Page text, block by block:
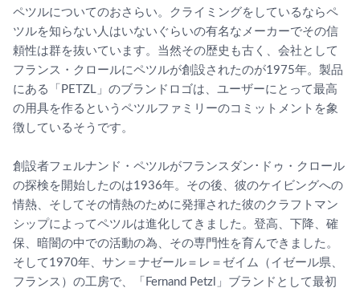
ペツルについてのおさらい。クライミングをしているならペ
ツルを知らない人はいないぐらいの有名なメーカーでその信
頼性は群を抜いています。当然その歴史も古く、会社として
フランス・クロールにペツルが創設されたのが1975年。製品
にある「PETZL」のブランドロゴは、ユーザーにとって最高
の用具を作るというペツルファミリーのコミットメントを象
徴しているそうです。
創設者フェルナンド・ペツルがフランスダン･ドゥ・クロール
の探検を開始したのは1936年。その後、彼のケイビングへの
情熱、そしてその情熱のために発揮された彼のクラフトマン
シップによってペツルは進化してきました。登高、下降、確
保、暗闇の中での活動の為、その専門性を育んできました。
そして1970年、サン＝ナゼール＝レ＝ゼイム（イゼール県、
フランス）の工房で、「Fernand Petzl」ブランドとして最初